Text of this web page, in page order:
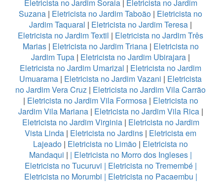
Eletricista no Jardim Soraia| Eletricista no Jardim
Suzana | Eletricista no Jardim Taboão | Eletricista no
Jardim Taquaral | Eletricista no Jardim Teresa |
Eletricista no Jardim Textil | Eletricista no Jardim Três
Marias| Eletricista no Jardim Triana| Eletricista no
Jardim Tupa | Eletricista no Jardim Ubirajara |
Eletricista no Jardim Umarizal | Eletricista no Jardim
Umuarama | Eletricista no Jardim Vazani | Eletricista
no Jardim Vera Cruz | Eletricista no Jardim Vila Carrão
| Eletricista no Jardim Vila Formosa| Eletricista no
Jardim Vila Mariana| Eletricista no Jardim Vila Rica|
Eletricista no Jardim Virginia| Eletricista no Jardim
Vista Linda | Eletricista no Jardins | Eletricista em
Lajeado | Eletricista no Limão | Eletricista no
Mandaqui | | Eletricista no Morro dos Ingleses |
Eletricista no Tucuruvi | Eletricista no Tremembé|
Eletricista no Morumbi | Eletricista no Pacaembu |